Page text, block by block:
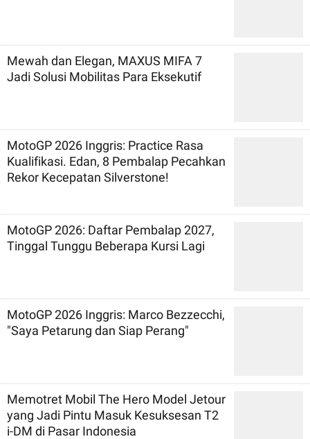
Mewah dan Elegan, MAXUS MIFA 7
Jadi Solusi Mobilitas Para Eksekutif
MotoGP 2026 Inggris: Practice Rasa
Kualifikasi. Edan, 8 Pembalap Pecahkan
Rekor Kecepatan Silverstone!
MotoGP 2026: Daftar Pembalap 2027,
Tinggal Tunggu Beberapa Kursi Lagi
MotoGP 2026 Inggris: Marco Bezzecchi,
"Saya Petarung dan Siap Perang"
Memotret Mobil The Hero Model Jetour
yang Jadi Pintu Masuk Kesuksesan T2
i-DM di Pasar Indonesia